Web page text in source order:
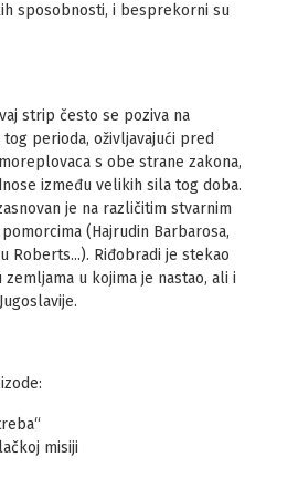
sposobnosti, i besprekorni su
strip često se poziva na
perioda, oživljavajući pred
s obe strane zakona,
između velikih sila tog doba.
je na različitim stvarnim
(Hajrudin Barbarosa,
Roberts...). Riđobradi je stekao
u koji­ma je nastao, ali i
misiji